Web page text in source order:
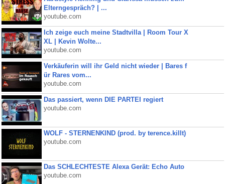
Elterngespräch? | ...
youtube.com
Ich zeige euch meine Stadtvilla | Room Tour X
XL | Kevin Wolte...
youtube.com
Verkäuferin will ihr Geld nicht wieder | Bares f
ür Rares vom...
youtube.com
Das passiert, wenn DIE PARTEI regiert
youtube.com
WOLF - STERNENKIND (prod. by terence.killt)
youtube.com
Das SCHLECHTESTE Alexa Gerät: Echo Auto
youtube.com